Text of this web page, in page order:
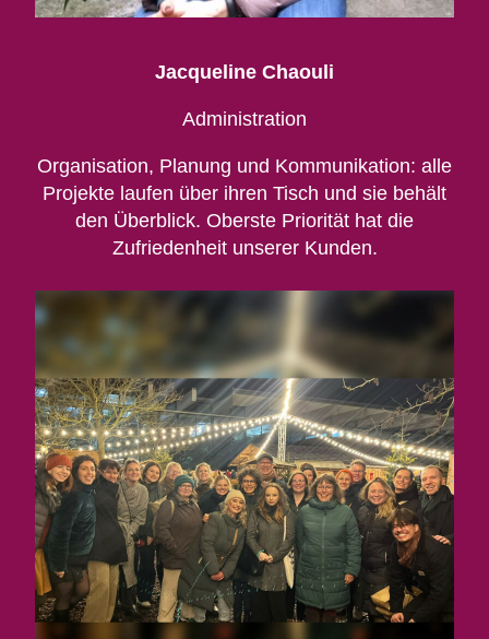
Jacqueline Chaouli
Administration
Organisation, Planung und Kommunikation: alle
Projekte laufen über ihren Tisch und sie behält
den Überblick. Oberste Priorität hat die
Zufriedenheit unserer Kunden.